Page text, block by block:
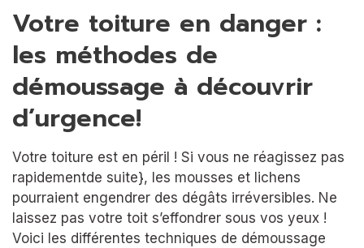
Votre toiture en danger :
les méthodes de
démoussage à découvrir
d’urgence!
Votre toiture est en péril ! Si vous ne réagissez pas
rapidementde suite}, les mousses et lichens
pourraient engendrer des dégâts irréversibles. Ne
laissez pas votre toit s’effondrer sous vos yeux !
Voici les différentes techniques de démoussage